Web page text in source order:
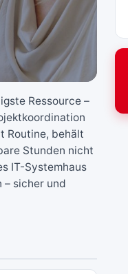
Ressource –
Routine, behält
Stunden nicht
IT-Systemhaus
– sicher und